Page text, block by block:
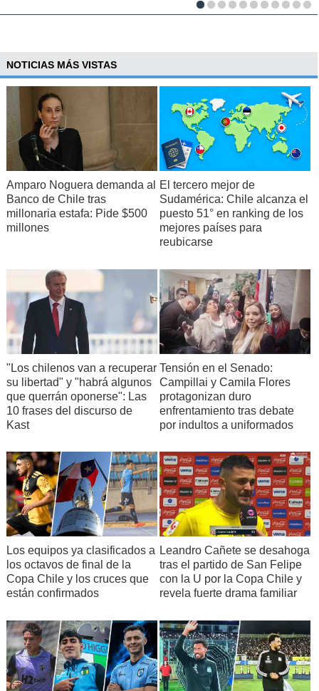
NOTICIAS MÁS VISTAS
Amparo Noguera demanda al
Banco de Chile tras
millonaria estafa: Pide $500
millones
El tercero mejor de
Sudamérica: Chile alcanza el
puesto 51° en ranking de los
mejores países para
reubicarse
"Los chilenos van a recuperar
su libertad" y "habrá algunos
que querrán oponerse": Las
10 frases del discurso de
Kast
Tensión en el Senado:
Campillai y Camila Flores
protagonizan duro
enfrentamiento tras debate
por indultos a uniformados
Los equipos ya clasificados a
los octavos de final de la
Copa Chile y los cruces que
están confirmados
Leandro Cañete se desahoga
tras el partido de San Felipe
con la U por la Copa Chile y
revela fuerte drama familiar